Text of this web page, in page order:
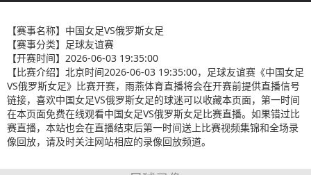
【赛事名称】 中国女足VS俄罗斯女足
【赛事分类】 足球友谊赛
【开赛时间】 2026-06-03 19:35:00
【比赛介绍】 北京时间2026-06-03 19:35:00，足球友谊赛《中国女足
VS俄罗斯女足》比赛开赛，雨燕体育直播将会在开赛前提供直播信号
链接，喜欢中国女足VS俄罗斯女足的球迷可以收藏本页面，第一时间
在本页面免费在线观看中国女足VS俄罗斯女足比赛直播。如果错过比
赛直播，本站也会在直播结束后第一时间送上比赛视频集锦和全场录
像回放，请及时关注网站相应的录像回放频道。